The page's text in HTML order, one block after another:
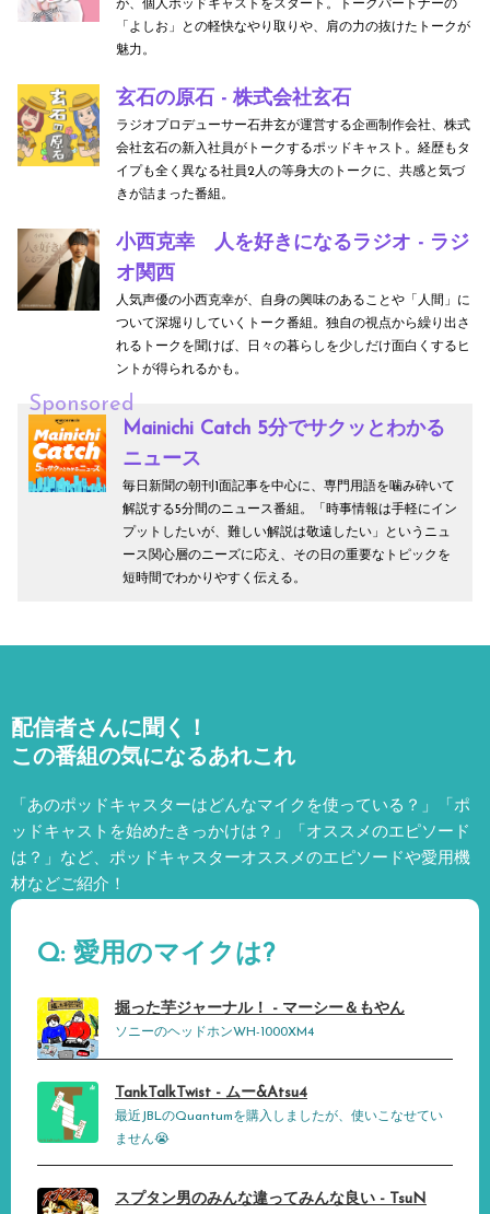
が、個人ポッドキャストをスタート。トークパートナーの
「よしお」との軽快なやり取りや、肩の力の抜けたトークが
魅力。
玄石の原石 - 株式会社玄石
ラジオプロデューサー石井玄が運営する企画制作会社、株式
会社玄石の新入社員がトークするポッドキャスト。経歴もタ
イプも全く異なる社員2人の等身大のトークに、共感と気づ
きが詰まった番組。
小西克幸 人を好きになるラジオ - ラジ
オ関西
人気声優の小西克幸が、自身の興味のあることや「人間」に
ついて深堀りしていくトーク番組。独自の視点から繰り出さ
れるトークを聞けば、日々の暮らしを少しだけ面白くするヒ
ントが得られるかも。
Sponsored
Mainichi Catch 5分でサクッとわかる
ニュース
毎日新聞の朝刊1面記事を中心に、専門用語を噛み砕いて
解説する5分間のニュース番組。「時事情報は手軽にイン
プットしたいが、難しい解説は敬遠したい」というニュ
ース関心層のニーズに応え、その日の重要なトピックを
短時間でわかりやすく伝える。
配信者さんに聞く！
この番組の気になるあれこれ
「あのポッドキャスターはどんなマイクを使っている？」「ポ
ッドキャストを始めたきっかけは？」「オススメのエピソード
は？」など、 ポッドキャスターオススメのエピソードや愛用機
材などご紹介！
Q: 愛用のマイクは?
掘った芋ジャーナル！ - マーシー＆もやん
ソニーのヘッドホンWH-1000XM4
TankTalkTwist - ムー&Atsu4
最近JBLのQuantumを購入しましたが、使いこなせてい
ません😭
スプタン男のみんな違ってみんな良い - TsuN